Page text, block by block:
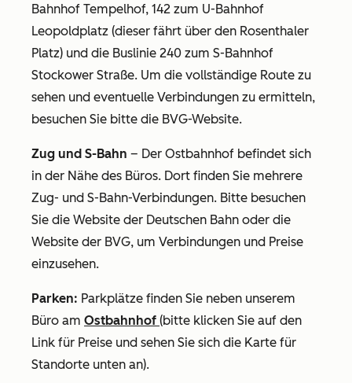
Bahnhof Tempelhof, 142 zum U-Bahnhof
Leopoldplatz (dieser fährt über den Rosenthaler
Platz) und die Buslinie 240 zum S-Bahnhof
Stockower Straße. Um die vollständige Route zu
sehen und eventuelle Verbindungen zu ermitteln,
besuchen Sie bitte die BVG-Website.
Zug und S-Bahn – Der Ostbahnhof befindet sich
in der Nähe des Büros. Dort finden Sie mehrere
Zug- und S-Bahn-Verbindungen. Bitte besuchen
Sie die Website der Deutschen Bahn oder die
Website der BVG, um Verbindungen und Preise
einzusehen.
Parken: Parkplätze finden Sie neben unserem
Büro am Ostbahnhof (bitte klicken Sie auf den
Link für Preise und sehen Sie sich die Karte für
Standorte unten an).